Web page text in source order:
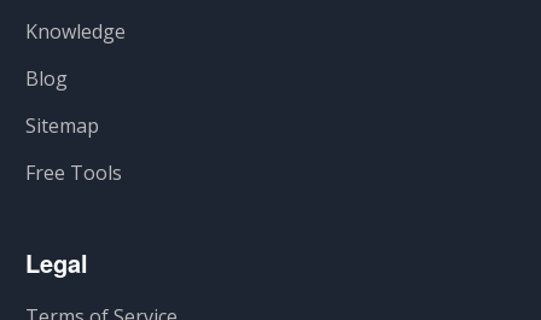
Knowledge
Blog
Sitemap
Free Tools
Legal